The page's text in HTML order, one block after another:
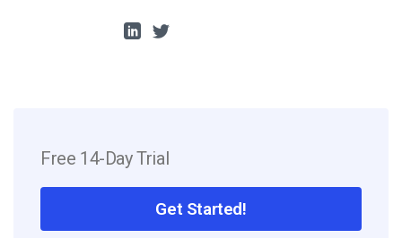
Free 14-Day Trial
Get Started!